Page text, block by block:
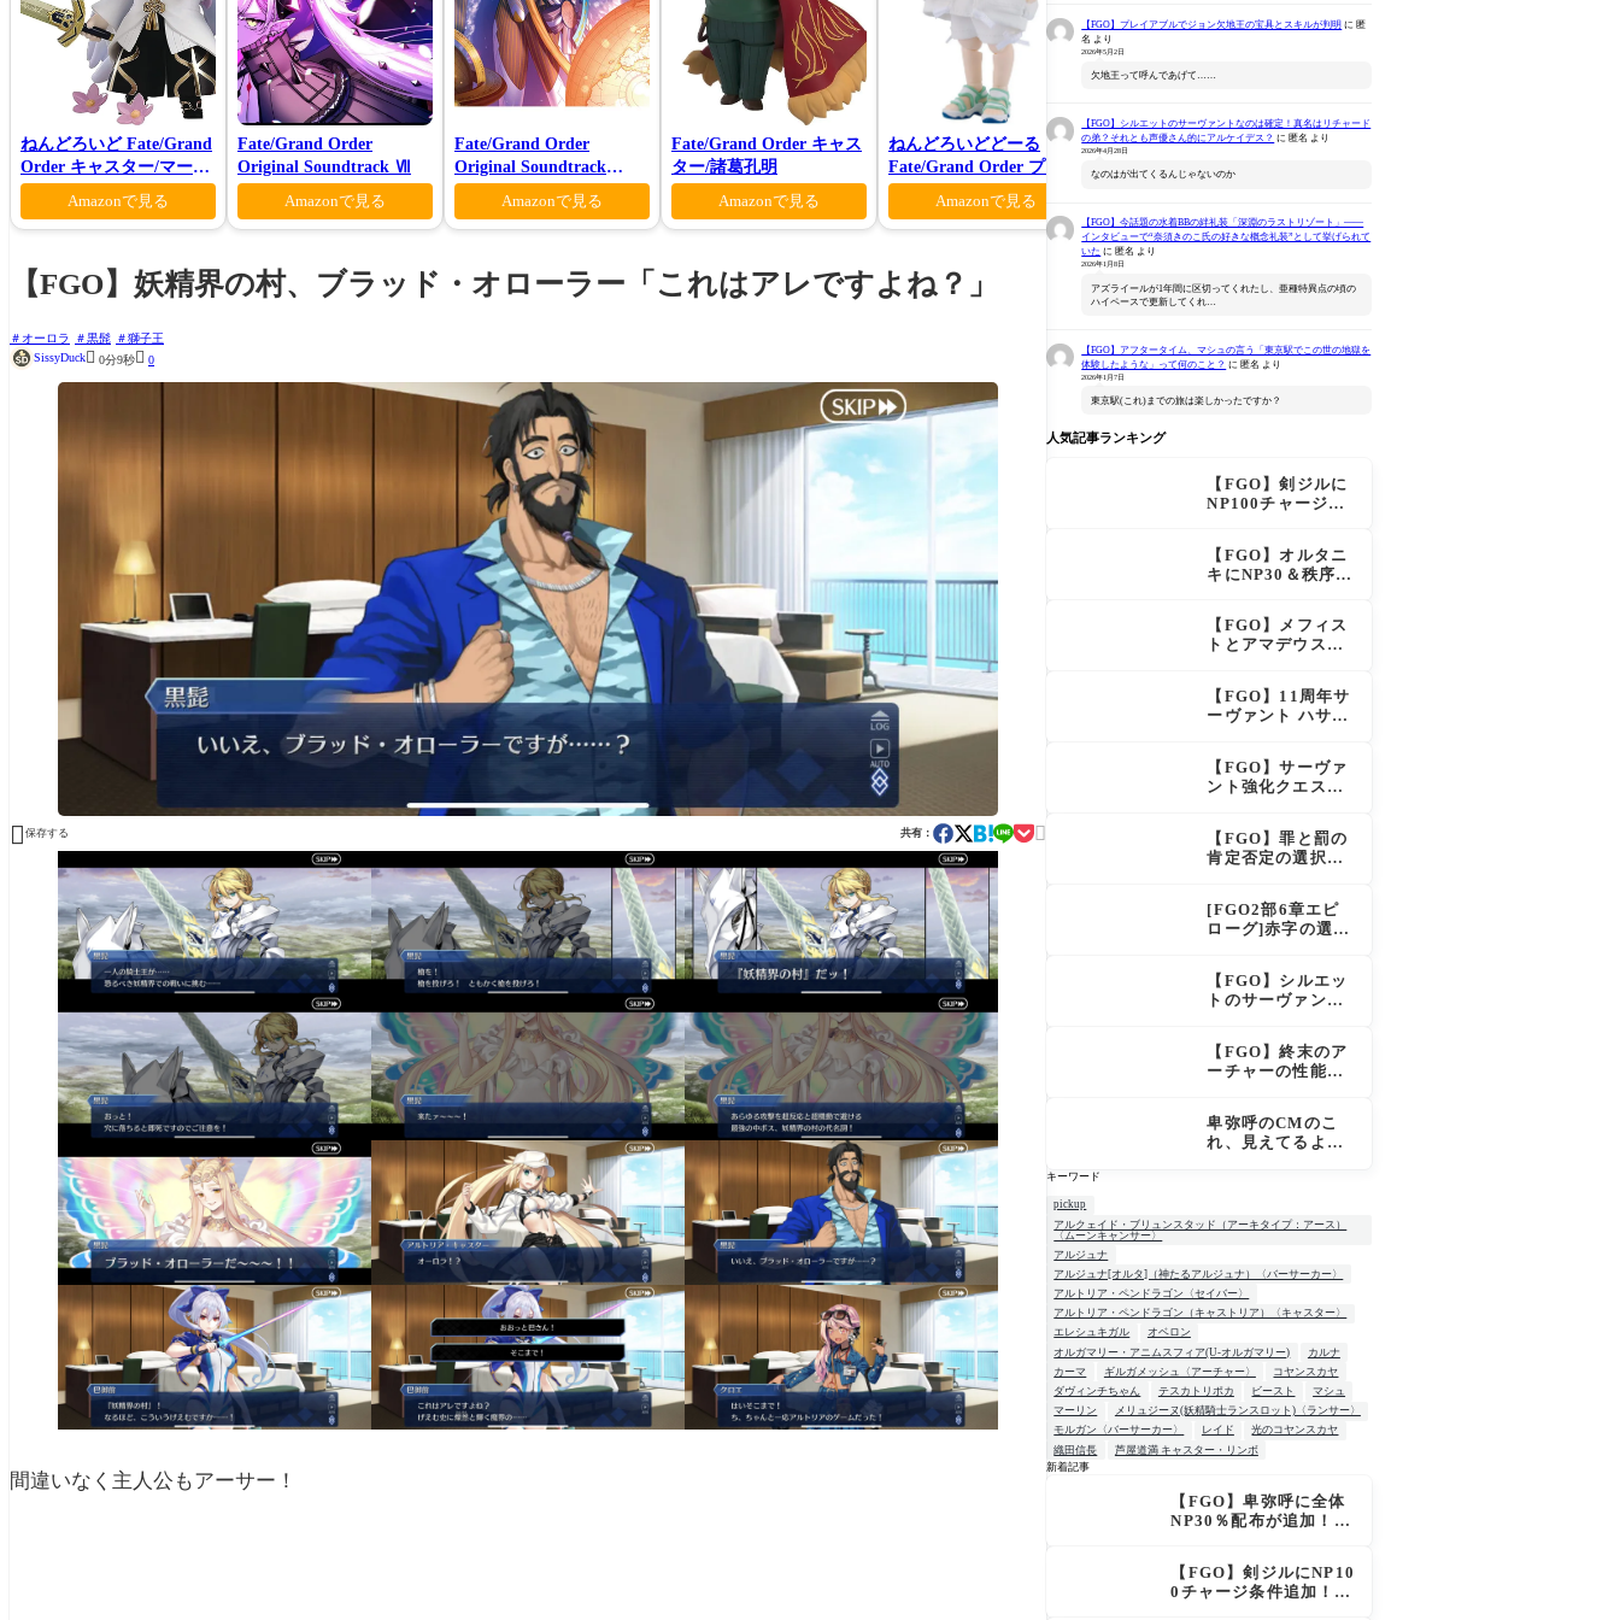
ねんどろいど Fate/Grand
Order キャスター/マーリ
ン 花の魔術師Ver.
Amazonで見る
Fate/Grand Order
Original Soundtrack Ⅶ
Amazonで見る
Fate/Grand Order
Original Soundtrack
VI(初回仕様限定盤)
Amazonで見る
Fate/Grand Order キャス
ター/諸葛孔明
Amazonで見る
ねんどろいどどーる
Fate/Grand Order プリテ
ンダー/オベロン 爽やかサ
マー・プリンスVer.
Amazonで見る
Fate/Grand Order
Original Soundtrack
Fate/Grand Order -終局
【FGO】妖精界の村、ブラッド・オローラー「これはアレですよね？」
オーロラ 黒髭
獅子王
SissyDuck 0分9秒 0
 保存する 共有： 
間違いなく主人公もアーサー！
【FGO】プレイアブルでジョン欠地王の宝具とスキルが判明 に 匿
名 より
2026年5月2日
欠地王って呼んであげて……
【FGO】シルエットのサーヴァントなのは確定！真名はリチャード
の弟？それとも声優さん的にアルケイデス？ に 匿名 より
2026年4月28日
なのはが出てくるんじゃないのか
【FGO】今話題の水着BBの絆礼装「深淵のラストリゾート」――
インタビューで“奈須きのこ氏の好きな概念礼装”として挙げられて
いた に 匿名 より
2026年1月8日
アズライールが1年間に区切ってくれたし、亜種特異点の頃の
ハイペースで更新してくれ…
【FGO】アフタータイム、マシュの言う「東京駅でこの世の地獄を
体験したような」って何のこと？ に 匿名 より
2026年1月7日
東京駅(これ)までの旅は楽しかったですか？
人気記事ランキング
【FGO】剣ジルに
NP100チャージ条
きく強化
【FGO】オルタニ
キにNP30＆秩序特
え？！レオニダス
も超強化で「低レ
アとは思えない」
【FGO】メフィス
トとアマデウスが
強すぎ！？NP20配
布＆Arts44％強化
に「最強でワロ
【FGO】11周年サ
ーヴァント ハサ
ズライール)の性能
と霊基再臨
【FGO】サーヴァ
ント強化クエスト
にNP30追加、ファ
ントムも大幅強化
【FGO】罪と罰の
肯定否定の選択肢
[FGO2部6章エピ
ローグ]赤字の選択
スキップ不可選択
肢でオベロンを疑
う選択肢を選ぶと
さ？）が上がり出
てくる
【FGO】シルエッ
トのサーヴァント
はリチャードの
弟？それとも声優
さん的にアルケイ
【FGO】終末のア
ーチャーの性能と
短縮＋NP50配布に
マスター騒然「普
通に強い」「サポ
卑弥呼のCMのこ
れ、見えてるよ
キーワード
pickup
アルクェイド・ブリュンスタッド（アーキタイプ：アース）
〈ムーンキャンサー〉
アルジュナ
アルジュナ[オルタ]（神たるアルジュナ）〈バーサーカー〉
アルトリア・ペンドラゴン〈セイバー〉
アルトリア・ペンドラゴン（キャストリア）〈キャスター〉
エレシュキガル
オベロン
オルガマリー・アニムスフィア(U-オルガマリー)
カルナ
カーマ
ギルガメッシュ〈アーチャー〉
コヤンスカヤ
ダヴィンチちゃん
テスカトリポカ ビースト
マシュ
マーリン
メリュジーヌ(妖精騎士ランスロット)〈ランサー〉
モルガン〈バーサーカー〉
レイド
光のコヤンスカヤ
織田信長
芦屋道満 キャスター・リンボ
新着記事
【FGO】卑弥呼に全体
NP30％配布が追加！ジ
【FGO】剣ジルにNP10
0チャージ条件追加！術